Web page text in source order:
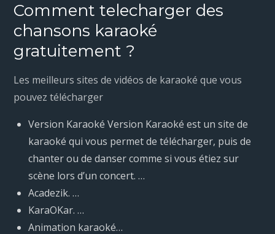
Comment telecharger des
chansons karaoké
gratuitement ?
Les meilleurs sites de vidéos de karaoké que vous
pouvez télécharger
Version Karaoké Version Karaoké est un site de
karaoké qui vous permet de télécharger, puis de
chanter ou de danser comme si vous étiez sur
scène lors d’un concert. …
Acadezik. …
KaraOKar. …
Animation karaoké…